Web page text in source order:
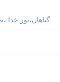
گناهان،نور خدا